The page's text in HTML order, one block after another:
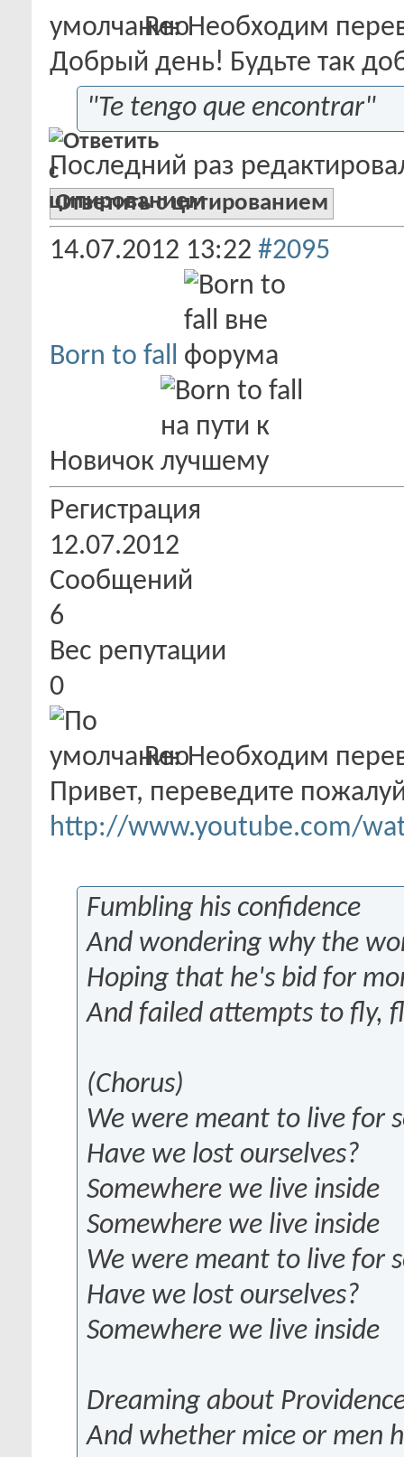
Re: Необходим
Добрый день! Будьте так
"Te tengo que encontrar"
Последний раз
Ответить с цитированием
14.07.2012 13:22 #2095
Born to fall
Новичок
Регистрация
12.07.2012
Сообщений
6
Вес репутации
0
Re: Необходим
Привет, переведите
http://www.youtube.com/
Fumbling his confidence
And wondering why the
Hoping that he's bid for
And failed attempts to fly,
(Chorus)
We were meant to live for
Have we lost ourselves?
Somewhere we live inside
Somewhere we live inside
We were meant to live for
Have we lost ourselves?
Somewhere we live inside
Dreaming about
And whether mice or men